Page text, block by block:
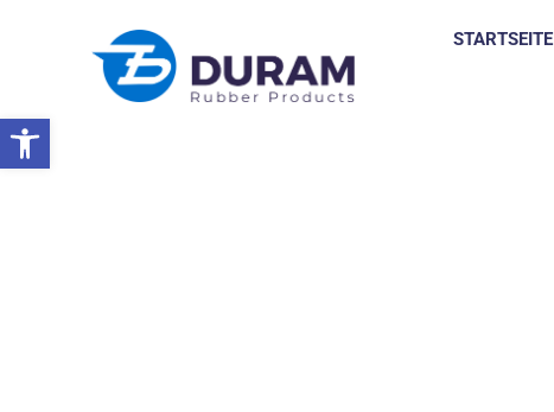
Symbolleiste öffnen
STARTSEITE